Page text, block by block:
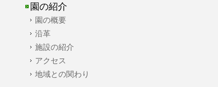
園の紹介
園の概要
沿革
施設の紹介
アクセス
地域との関わり